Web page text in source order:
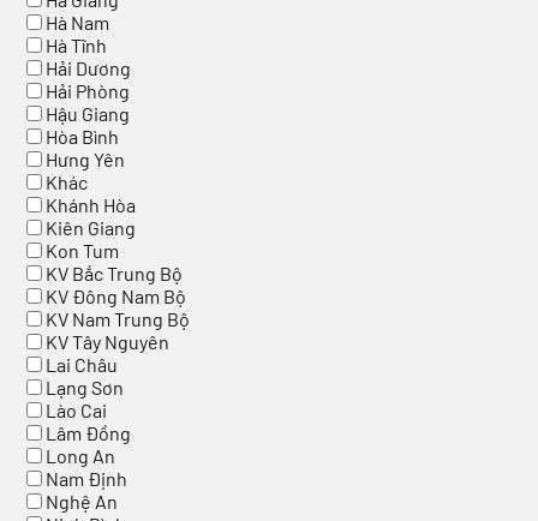
Hà Nam
Hà Tĩnh
Hải Dương
Hải Phòng
Hậu Giang
Hòa Bình
Hưng Yên
Khác
Khánh Hòa
Kiên Giang
Kon Tum
KV Bắc Trung Bộ
KV Đông Nam Bộ
KV Nam Trung Bộ
KV Tây Nguyên
Lai Châu
Lạng Sơn
Lào Cai
Lâm Đồng
Long An
Nam Định
Nghệ An